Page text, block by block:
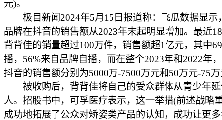
元)。
极目新闻2024年5月15日报道称：飞瓜数据显示
品牌在抖音的销售额从2023年末起明显增加。最近
背背佳的销量超过100万件，销售额超1亿元，其中
播，56%来自品牌自播，而在整个2023年和2022年
抖音的销售额分别为5000万-7500万元和50万元-75
被收购后，背背佳将自己的受众群体从青少年延
人。招股书中，可孚医疗表示，这一举措(前述战略
成功地拓展了公众对矫姿类产品的认知，成功让更